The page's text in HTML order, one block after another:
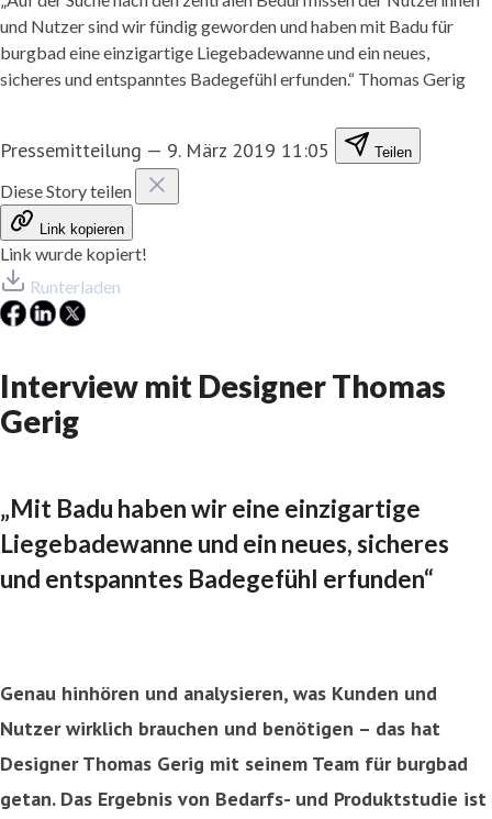
und Nutzer sind wir fündig geworden und haben mit Badu für
burgbad eine einzigartige Liegebadewanne und ein neues,
sicheres und entspanntes Badegefühl erfunden.“ Thomas Gerig
Pressemitteilung — 9. März 2019 11:05 Teilen
Diese Story teilen
Link kopieren
Link wurde kopiert!
Runterladen
Interview mit Designer Thomas
Gerig
„Mit Badu haben wir eine einzigartige
Liegebadewanne und ein neues, sicheres
und entspanntes Badegefühl erfunden“
Genau hinhören und analysieren, was Kunden und
Nutzer wirklich brauchen und benötigen – das hat
Designer Thomas Gerig mit seinem Team für burgbad
getan. Das Ergebnis von Bedarfs- und Produktstudie ist